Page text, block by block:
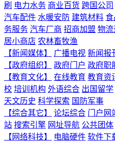
刷 电力水务 商业百货 跨国公司
汽车配件 水暖安防 建筑材料 食
务服务 汽车厂商 招商加盟 物
居小商店 农林畜牧渔
【新闻媒体】
广播电视 新闻报
【政府组织】
政府门户 政府职
【教育文化】
在线教育 教育资
校 培训机构 外语综合 出国留学
天文历史 科学探索 国防军事
【综合其它】
论坛综合 门户网
站 搜索引擎 网址导航 公共团体
【网络科技】
电脑硬件 软件下